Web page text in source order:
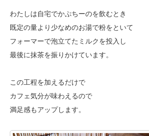
わたしは自宅でかぷちーのを飲むとき
既定の量より少なめのお湯で粉をといて
フォーマーで泡立てたミルクを投入し
最後に抹茶を振りかけています。
この工程を加えるだけで
カフェ気分が味わえるので
満足感もアップします。